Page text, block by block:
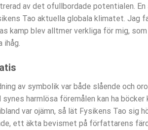
av det ofullbordade potentialen.
Tao aktuella globala klimatet. Jag
kamp blev alltmer verkliga för mig,
ihåg.
av symbolik var både slående och
harmlösa föremålen kan ha
var ojämn, så lät Fysikens Tao sig
ett äkta bevismet på författarens